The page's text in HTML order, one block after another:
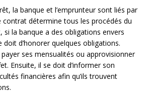
la banque et l’emprunteur sont liés par
contrat détermine tous les procédés du
si la banque a des obligations envers
doit d’honorer quelques obligations.
payer ses mensualités ou approvisionner
Ensuite, il se doit d’informer son
financières afin qu’ils trouvent